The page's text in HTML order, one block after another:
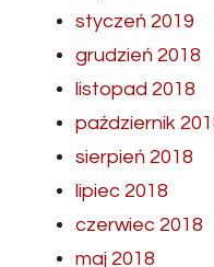
styczeń 2019
grudzień 2018
listopad 2018
październik
sierpień 2018
lipiec 2018
czerwiec 2018
maj 2018